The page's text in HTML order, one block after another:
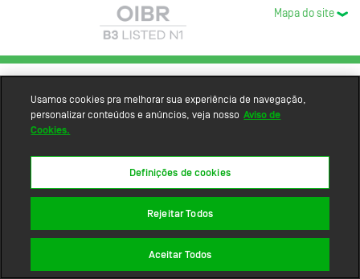
Mapa do site
Usamos cookies pra melhorar sua experiência de navegação,
personalizar conteúdos e anúncios, veja nosso Aviso de
Cookies.
Definições de cookies
Rejeitar Todos
Aceitar Todos